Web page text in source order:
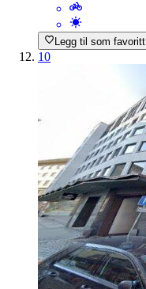
Legg til som favoritt
10